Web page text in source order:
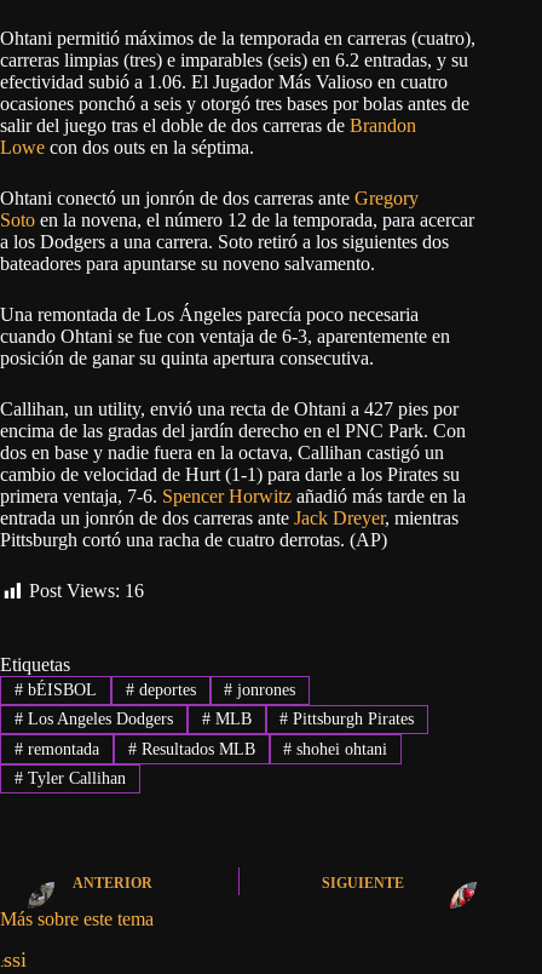
Ohtani permitió máximos de la temporada en carreras (cuatro),
carreras limpias (tres) e imparables (seis) en 6.2 entradas, y su
efectividad subió a 1.06. El Jugador Más Valioso en cuatro
ocasiones ponchó a seis y otorgó tres bases por bolas antes de
salir del juego tras el doble de dos carreras de Brandon
Lowe con dos outs en la séptima.
Ohtani conectó un jonrón de dos carreras ante Gregory
Soto en la novena, el número 12 de la temporada, para acercar
a los Dodgers a una carrera. Soto retiró a los siguientes dos
bateadores para apuntarse su noveno salvamento.
Una remontada de Los Ángeles parecía poco necesaria
cuando Ohtani se fue con ventaja de 6-3, aparentemente en
posición de ganar su quinta apertura consecutiva.
Callihan, un utility, envió una recta de Ohtani a 427 pies por
encima de las gradas del jardín derecho en el PNC Park. Con
dos en base y nadie fuera en la octava, Callihan castigó un
cambio de velocidad de Hurt (1-1) para darle a los Pirates su
primera ventaja, 7-6. Spencer Horwitz añadió más tarde en la
entrada un jonrón de dos carreras ante Jack Dreyer, mientras
Pittsburgh cortó una racha de cuatro derrotas. (AP)
Post Views: 16
Etiquetas
#bÉISBOL #deportes # jonrones
#Los Angeles Dodgers #MLB # Pittsburgh Pirates
#remontada #Resultados MLB # shohei ohtani
#Tyler Callihan
ANTERIOR SIGUIENTE
Más sobre este tema